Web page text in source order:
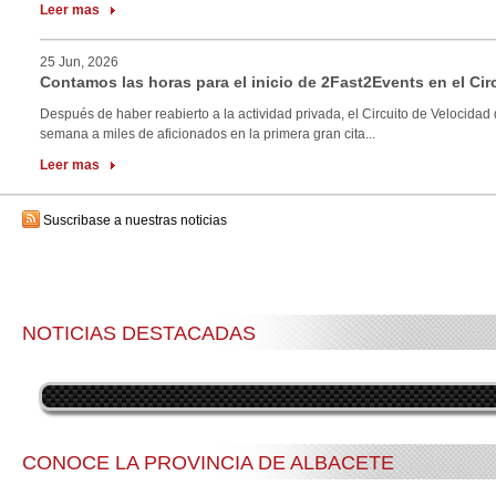
Leer mas
25 Jun, 2026
Contamos las horas para el inicio de 2Fast2Events en el
Después de haber reabierto a la actividad privada, el Circuito de Velocidad
semana a miles de aficionados en la primera gran cita...
Leer mas
Suscribase a nuestras noticias
NOTICIAS DESTACADAS
CONOCE LA PROVINCIA DE ALBACETE